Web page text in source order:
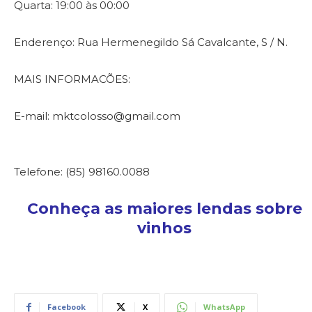
Quarta: 19:00 às 00:00
Enderenço: Rua Hermenegildo Sá Cavalcante, S / N.
MAIS INFORMACÕES:
E-mail: mktcolosso@gmail.com
Telefone: (85) 98160.0088
Conheça as maiores lendas sobre
vinhos
Facebook X WhatsApp